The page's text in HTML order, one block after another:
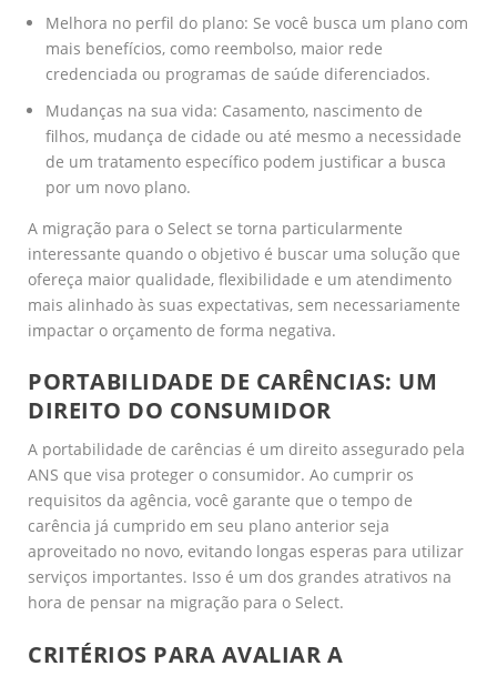
Melhora no perfil do plano: Se você busca um plano com
mais benefícios, como reembolso, maior rede
credenciada ou programas de saúde diferenciados.
Mudanças na sua vida: Casamento, nascimento de
filhos, mudança de cidade ou até mesmo a necessidade
de um tratamento específico podem justificar a busca
por um novo plano.
A migração para o Select se torna particularmente
interessante quando o objetivo é buscar uma solução que
ofereça maior qualidade, flexibilidade e um atendimento
mais alinhado às suas expectativas, sem necessariamente
impactar o orçamento de forma negativa.
PORTABILIDADE DE CARÊNCIAS: UM
DIREITO DO CONSUMIDOR
A portabilidade de carências é um direito assegurado pela
ANS que visa proteger o consumidor. Ao cumprir os
requisitos da agência, você garante que o tempo de
carência já cumprido em seu plano anterior seja
aproveitado no novo, evitando longas esperas para utilizar
serviços importantes. Isso é um dos grandes atrativos na
hora de pensar na migração para o Select.
CRITÉRIOS PARA AVALIAR A